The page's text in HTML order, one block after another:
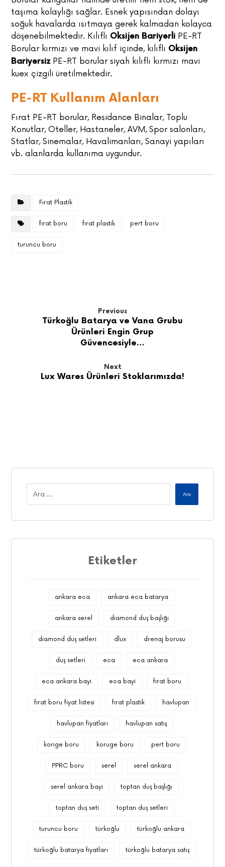
taşıma kolaylığı sağlar. Esnek yapısından dolayı
soğuk havalarda ısıtmaya gerek kalmadan kolayca
döşenebilmektedir. Kılıflı Oksijen Bariyerli PE-RT
Borular kırmızı ve mavi kılıf içinde, kılıflı Oksijen
BariyersizPE-RT borular siyah kılıflı kırmızı mavi
kuex çizgili üretilmektedir.
PE-RT Kullanım Alanları
Fırat PE-RT borular, Residance Binalar, Toplu
Konutlar, Oteller, Hastaneler, AVM, Spor salonları,
Statlar, Sinemalar, Havalimanları, Sanayi yapıları
vb. alanlarda kullanıma uygundur.
Fırat Plastik
fırat boru fırat plastik pert boru
turuncu boru
Previous
Türkoğlu Batarya ve Vana Grubu
Ürünleri Engin Grup
Güvencesiyle…
Next
Lux Wares Ürünleri Stoklarımızda!
Ara
Etiketler
ankara eca ankara eca batarya
ankara serel diamond duş başlığı
diamond duş setleri dlux drenaj borusu
duş setleri eca eca ankara
eca ankara bayi eca bayi fırat boru
fırat boru fiyat listesi fırat plastik havlupan
havlupan fiyatları havlupan satış
korige boru koruge boru pert boru
PPRC boru serel serel ankara
serel ankara bayi toptan duş başlığı
toptan duş seti toptan duş setleri
turuncu boru türkoğlu türkoğlu ankara
türkoğlu batarya fiyatları türkoğlu batarya satış